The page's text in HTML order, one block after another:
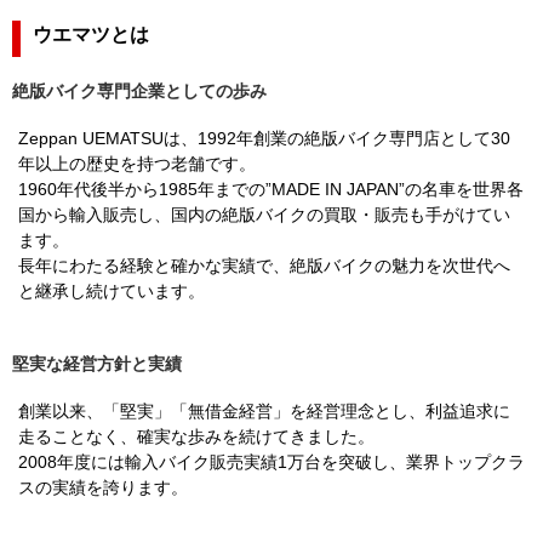
ウエマツとは
絶版バイク専門企業としての歩み
Zeppan UEMATSUは、1992年創業の絶版バイク専門店として30
年以上の歴史を持つ老舗です。
1960年代後半から1985年までの”MADE IN JAPAN”の名車を世界各
国から輸入販売し、国内の絶版バイクの買取・販売も手がけてい
ます。
長年にわたる経験と確かな実績で、絶版バイクの魅力を次世代へ
と継承し続けています。
堅実な経営方針と実績
創業以来、「堅実」「無借金経営」を経営理念とし、利益追求に
走ることなく、確実な歩みを続けてきました。
2008年度には輸入バイク販売実績1万台を突破し、業界トップクラ
スの実績を誇ります。